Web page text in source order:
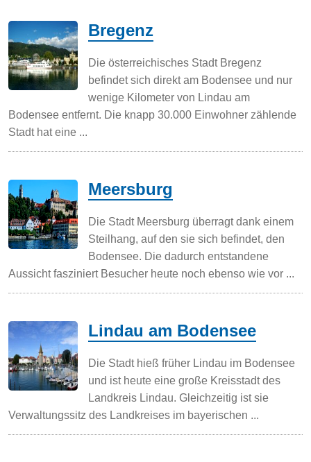
Bregenz
Die österreichisches Stadt Bregenz
befindet sich direkt am Bodensee und nur
wenige Kilometer von Lindau am
Bodensee entfernt. Die knapp 30.000 Einwohner zählende
Stadt hat eine ...
Meersburg
Die Stadt Meersburg überragt dank einem
Steilhang, auf den sie sich befindet, den
Bodensee. Die dadurch entstandene
Aussicht fasziniert Besucher heute noch ebenso wie vor ...
Lindau am Bodensee
Die Stadt hieß früher Lindau im Bodensee
und ist heute eine große Kreisstadt des
Landkreis Lindau. Gleichzeitig ist sie
Verwaltungssitz des Landkreises im bayerischen ...